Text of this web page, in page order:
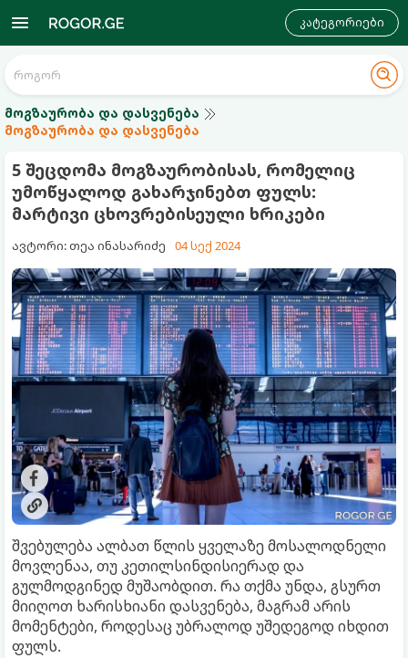
კატეგორიები
მოგზაურობა და დასვენება
მოგზაურობა და დასვენება
5 შეცდომა მოგზაურობისას, რომელიც
უმოწყალოდ გახარჯინებთ ფულს:
მარტივი ცხოვრებისეული ხრიკები
ავტორი: თეა ინასარიძე 04 სექ 2024
შვებულება ალბათ წლის ყველაზე მოსალოდნელი
მოვლენაა, თუ კეთილსინდისიერად და
გულმოდგინედ მუშაობდით. რა თქმა უნდა, გსურთ
მიიღოთ ხარისხიანი დასვენება, მაგრამ არის
მომენტები, როდესაც უბრალოდ უშედეგოდ იხდით
ფულს.